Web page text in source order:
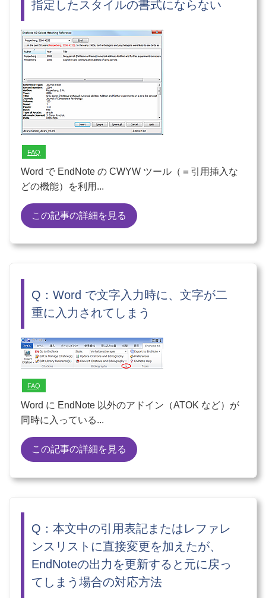
指定したスタイルの書式にならない
FAQ
Word で EndNote の CWYW ツール（＝引用挿入な
どの機能）を利用...
この記事の詳細を見る
Q：Word で文字入力時に、文字が二
重に入力されてしまう
FAQ
Word に EndNote 以外のアドイン（ATOK など）が
同時に入っている...
この記事の詳細を見る
Q：本文中の引用表記またはレファレ
ンスリストに直接変更を加えたが、
EndNoteの出力を更新すると元に戻っ
てしまう場合の対応方法